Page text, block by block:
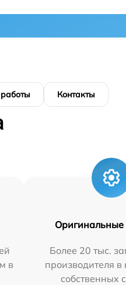
Контакты
в
Оригинальные
Более 20 тыс.
производителя
собственных